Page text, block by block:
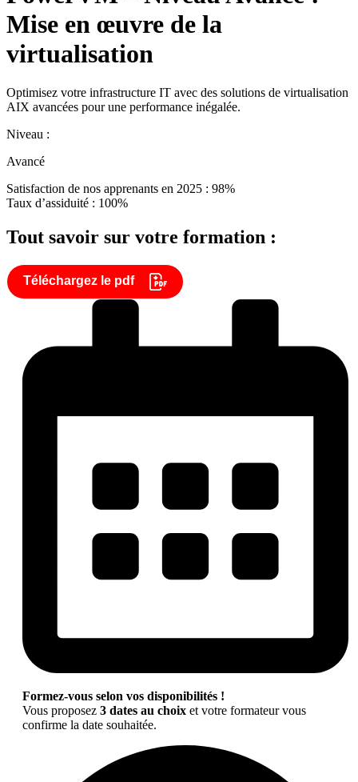
Mise en œuvre de la
virtualisation
Optimisez votre infrastructure IT avec des solutions de virtualisation
AIX avancées pour une performance inégalée.
Niveau :
Avancé
Satisfaction de nos apprenants en 2025 : 98%
Taux d’assiduité : 100%
Tout savoir sur votre formation :
Téléchargez le pdf
Formez-vous selon vos disponibilités !
Vous proposez 3 dates au choix et votre formateur vous
confirme la date souhaitée.